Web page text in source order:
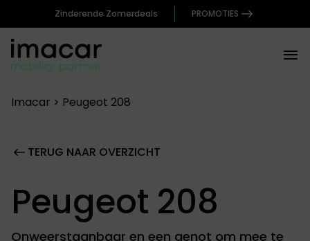
Zinderende Zomerdeals PROMOTIES
Imacar > Peugeot 208
TERUG NAAR OVERZICHT
Peugeot 208
Onweerstaanbaar en een genot om mee te